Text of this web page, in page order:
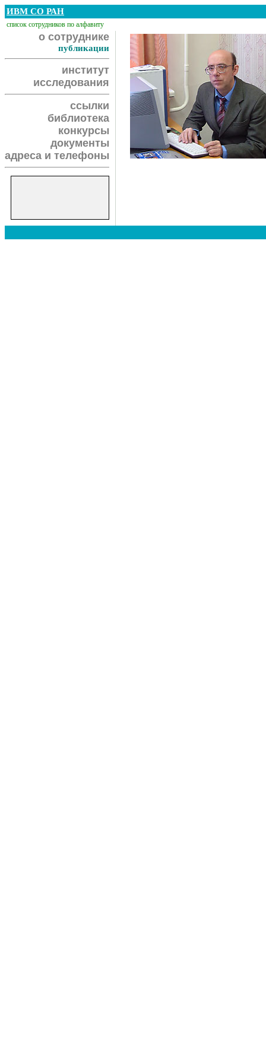
ИВМ СО РАН
список сотрудников по алфавиту
о сотруднике
публикации
институт
исследования
ссылки
библиотека
конкурсы
документы
адреса и телефоны